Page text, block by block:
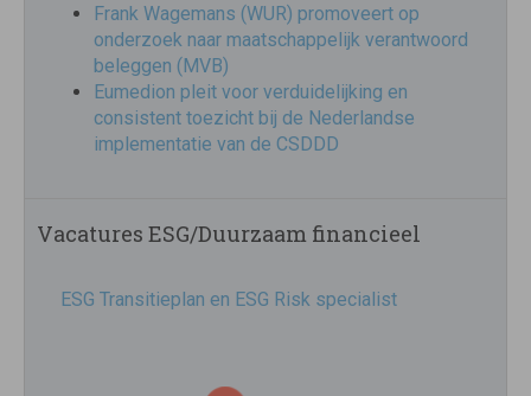
Frank Wagemans (WUR) promoveert op
onderzoek naar maatschappelijk verantwoord
beleggen (MVB)
Eumedion pleit voor verduidelijking en
consistent toezicht bij de Nederlandse
implementatie van de CSDDD
Vacatures ESG/Duurzaam financieel